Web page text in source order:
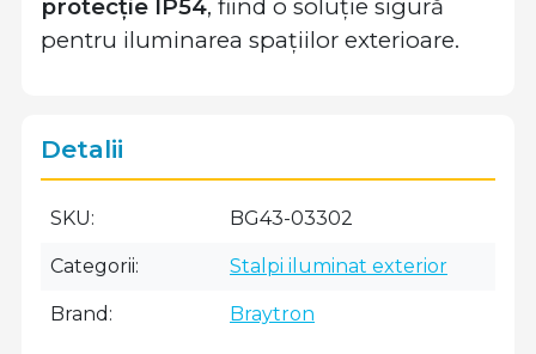
protecție IP54, fiind o soluție sigură
pentru iluminarea spațiilor exterioare.
Detalii
SKU BG43-03302
Categorii Stalpi iluminat exterior
Brand Braytron